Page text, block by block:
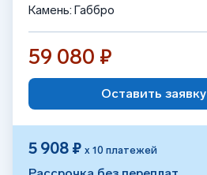
Камень: Габбро
59 080 ₽
Оставить заявку
5 908 ₽ х 10 платежей